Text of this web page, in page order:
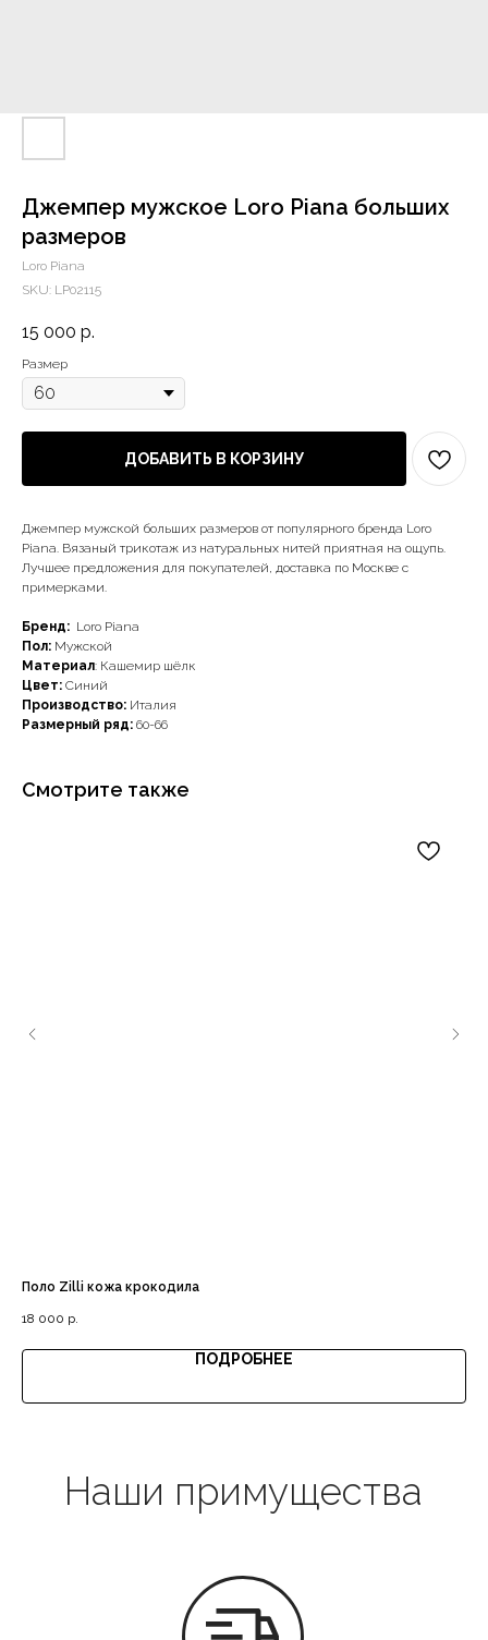
Джемпер мужское Loro Piana больших
размеров
Loro Piana
SKU: LP02115
15 000 р.
Размер
ДОБАВИТЬ В КОРЗИНУ
Джемпер мужской больших размеров от популярного бренда Loro
Piana. Вязаный трикотаж из натуральных нитей приятная на ощупь.
Лучшее предложения для покупателей, доставка по Москве с
примерками.
Бренд: Loro Piana
Пол: Мужской
Материал: Кашемир шёлк
Цвет: Синий
Производство: Италия
Размерный ряд: 60-66
Смотрите также
Поло Zilli кожа крокодила
18 000 р.
ПОДРОБНЕЕ
Все в наличии